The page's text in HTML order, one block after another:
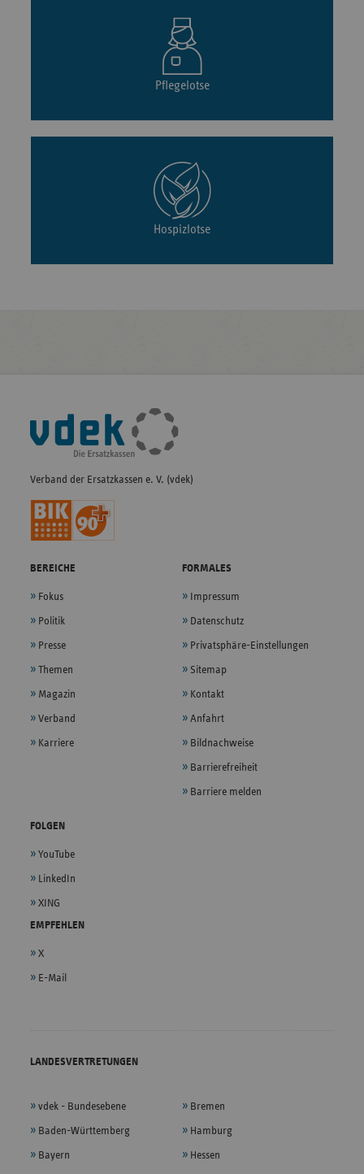
Pflegelotse
Hospizlotse
Fußleisten-
Navigation
Verband der Ersatzkassen e. V. (vdek)
BEREICHE
Fokus
Politik
Presse
Themen
Magazin
Verband
Karriere
FORMALES
Impressum
Datenschutz
Privatsphäre-Einstellungen
Sitemap
Kontakt
Anfahrt
Bildnachweise
Barrierefreiheit
Barriere melden
FOLGEN
YouTube
LinkedIn
XING
EMPFEHLEN
X
E-Mail
LANDESVERTRETUNGEN
vdek - Bundesebene
Baden-Württemberg
Bayern
Bremen
Hamburg
Hessen